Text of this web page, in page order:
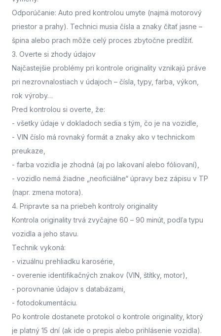
Odporúčanie: Auto pred kontrolou umyte (najmä motorový
priestor a prahy). Technici musia čísla a znaky čítať jasne –
špina alebo prach môže celý proces zbytočne predĺžiť.
3. Overte si zhody údajov
Najčastejšie problémy pri kontrole originality vznikajú práve
pri nezrovnalostiach v údajoch – čísla, typy, farba, výkon,
rok výroby…
Pred kontrolou si overte, že:
- všetky údaje v dokladoch sedia s tým, čo je na vozidle,
- VIN číslo má rovnaký formát a znaky ako v technickom
preukaze,
- farba vozidla je zhodná (aj po lakovaní alebo fóliovaní),
- vozidlo nemá žiadne „neoficiálne“ úpravy bez zápisu v TP
(napr. zmena motora).
4. Pripravte sa na priebeh kontroly originality
Kontrola originality trvá zvyčajne 60 – 90 minút , podľa typu
vozidla a jeho stavu.
Technik vykoná:
- vizuálnu prehliadku karosérie,
- overenie identifikačných znakov (VIN, štítky, motor),
- porovnanie údajov s databázami,
- fotodokumentáciu.
Po kontrole dostanete protokol o kontrole originality, ktorý
je platný 15 dní (ak ide o prepis alebo prihlásenie vozidla).